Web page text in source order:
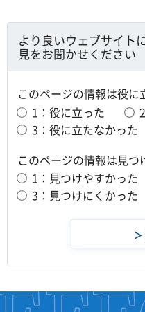
より良いウェブサイト
見をお聞かせください
このページの情報は役に
1：役に立った
3：役に立たなかった
このページの情報は見つ
1：見つけやすかった
3：見つけにくかった